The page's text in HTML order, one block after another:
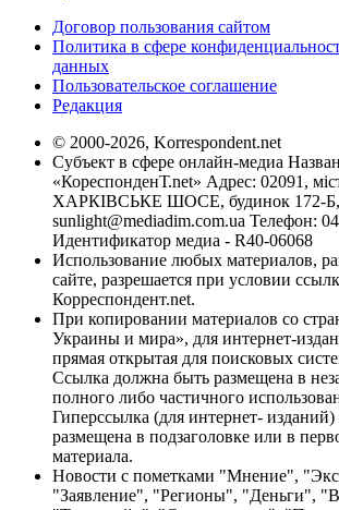
Договор пользования сайтом
Политика в сфере
данных
Пользовательское соглашение
Редакция
© 2000-2026, Korrespondent.net
Субъект в сфере онлайн-медиа
«КореспонденТ.net» Адрес: 02091,
ХАРКІВСЬКЕ ШОСЕ, будинок 172-Б,
sunlight@mediadim.com.ua Телефон:
Идентификатор медиа - R40-06068
Использование любых материалов,
сайте, разрешается при условии
Корреспондент.net.
При копировании материалов со
Украины и мира», для интернет-
прямая открытая для поисковых
Ссылка должна быть размещена в
полного либо частичного
Гиперссылка (для интернет-
размещена в подзаголовке или в
материала.
Новости с пометками "Мнение",
"Заявление", "Регионы", "Деньги",